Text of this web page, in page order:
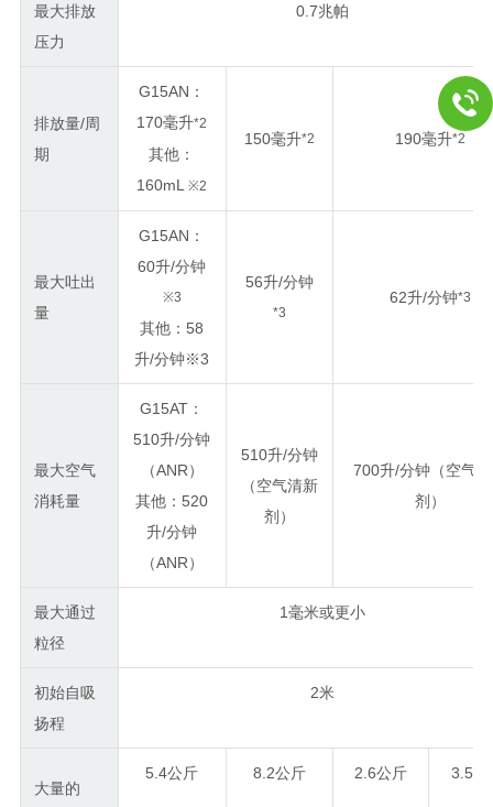
最大排放
压力
0.7兆帕
排放量/周
期
G15AN：
170毫升*2
其他：
160mL※2
150毫升*2 190毫升*2
最大吐出
量
G15AN：
60升/分钟
※3
其他：58
升/分钟※3
56升/分钟
*3
62升/分钟*3
最大空气
消耗量
G15AT：
510升/分钟
（ANR）
其他：520
升/分钟
（ANR）
510升/分钟
（空气清新
剂）
700升/分钟（空气
剂）
最大通过
粒径
1毫米或更小
初始自吸
扬程
2米
大量的
5.4公斤 8.2公斤 2.6公斤 3.5公